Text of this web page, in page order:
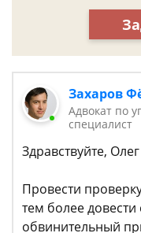
Захаров
Адвокат по
специалист
Здравствуйте, Олег
Провести
тем более довести
обвинительный